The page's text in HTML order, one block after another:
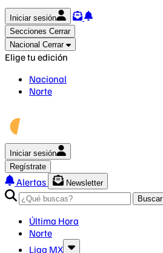
Iniciar sesión
Secciones Cerrar
Nacional Cerrar
Elige tu edición
Nacional
Norte
Iniciar sesión
Regístrate
Alertas
Newsletter
Buscar
Última Hora
Norte
Liga MX